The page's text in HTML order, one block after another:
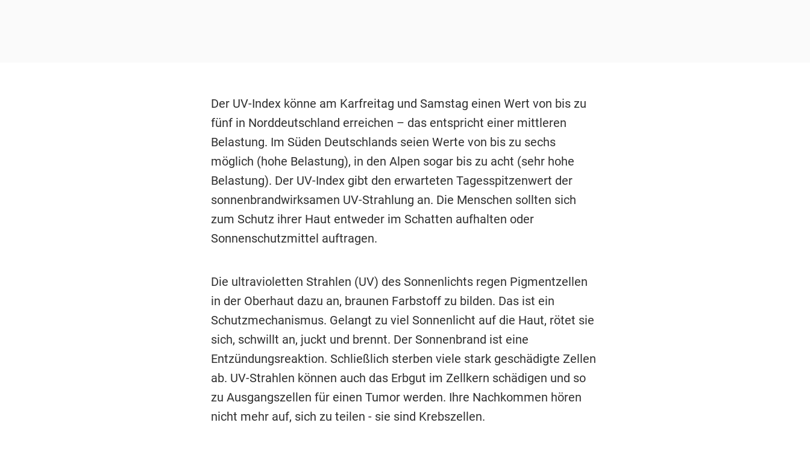
Der UV-Index könne am Karfreitag und Samstag einen Wert von bis zu
fünf in Norddeutschland erreichen – das entspricht einer mittleren
Belastung. Im Süden Deutschlands seien Werte von bis zu sechs
möglich (hohe Belastung), in den Alpen sogar bis zu acht (sehr hohe
Belastung). Der UV-Index gibt den erwarteten Tagesspitzenwert der
sonnenbrandwirksamen UV-Strahlung an. Die Menschen sollten sich
zum Schutz ihrer Haut entweder im Schatten aufhalten oder
Sonnenschutzmittel auftragen.
Die ultravioletten Strahlen (UV) des Sonnenlichts regen Pigmentzellen
in der Oberhaut dazu an, braunen Farbstoff zu bilden. Das ist ein
Schutzmechanismus. Gelangt zu viel Sonnenlicht auf die Haut, rötet sie
sich, schwillt an, juckt und brennt. Der Sonnenbrand ist eine
Entzündungsreaktion. Schließlich sterben viele stark geschädigte Zellen
ab. UV-Strahlen können auch das Erbgut im Zellkern schädigen und so
zu Ausgangszellen für einen Tumor werden. Ihre Nachkommen hören
nicht mehr auf, sich zu teilen - sie sind Krebszellen.